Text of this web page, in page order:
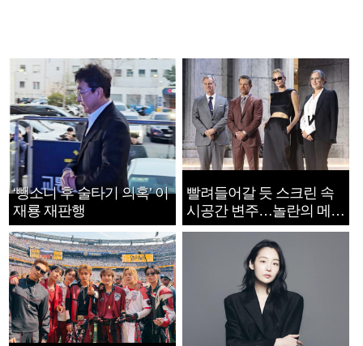
‘뺑소니 후 술타기 의혹’ 이
재룡 재판행
빨려들어갈 듯 스크린 속
시공간 변주…놀란의 메시
지는 ‘전쟁 속죄’